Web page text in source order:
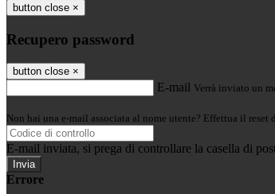
button close ×
Recupero password
button close ×
E-mail Verrà inviato un
Non hai una e-mail associata al nome utente? Effettua il reset
E-mail inviata, si prega di controllare la casella di
Errore